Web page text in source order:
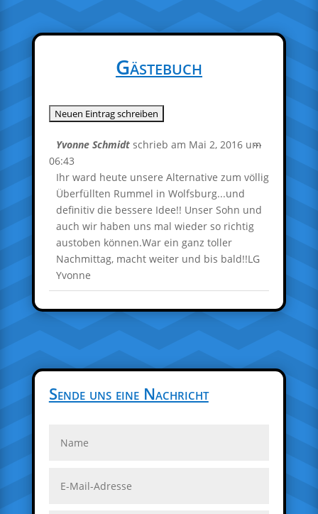
Gästebuch
Yvonne Schmidt schrieb am Mai 2, 2016 um
06:43
Ihr ward heute unsere Alternative zum völlig
Überfüllten Rummel in Wolfsburg...und
definitiv die bessere Idee!! Unser Sohn und
auch wir haben uns mal wieder so richtig
austoben können.War ein ganz toller
Nachmittag, macht weiter und bis bald!!LG
Yvonne
...
Sende uns eine Nachricht